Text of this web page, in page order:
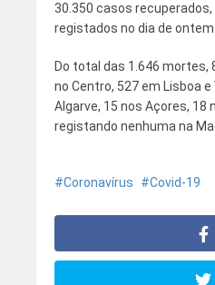
30.350 casos
registados no dia de ontem.
Do total das 1.646 mortes,
no Centro, 527 em Lisboa e
Algarve, 15 nos Açores, 18
registando nenhuma na
Coronavírus Covid-19